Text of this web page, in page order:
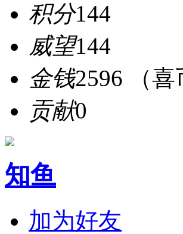
积分144
威望144
金钱2596 （喜
贡献0
知鱼
加为好友